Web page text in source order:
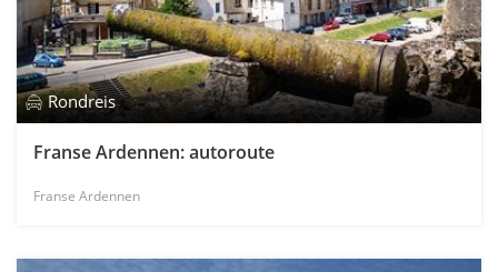
Rondreis
Franse Ardennen: autoroute
Franse Ardennen